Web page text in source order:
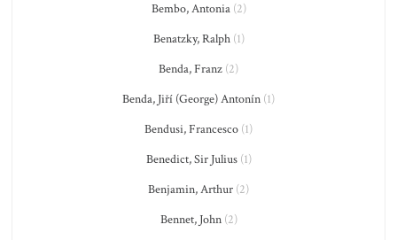
Bembo, Antonia(2)
Benatzky, Ralph(1)
Benda, Franz (2)
Benda, Jiří (George) Antonín (1)
Bendusi, Francesco (1)
Benedict, Sir Julius(1)
Benjamin, Arthur (2)
Bennet, John(2)